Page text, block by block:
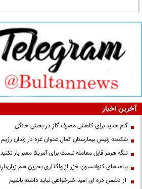
آخرین اخبار
گام جدید برای کاهش مصرف گاز در بخش خانگی
شکنجه رئیس بیمارستان کمال عدوان غزه در زندان
تنگه هرمز قابل معامله نیست برای آمریکا معبر باز نکنید
پیامدهای کنوانسیون خزر از واگذاری بحرین هم
از دشمن ذره ای امید خیرخواهی نباید داشته باشیم